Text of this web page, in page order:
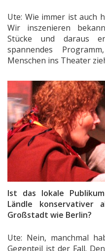
Ute: Wie immer ist auch
Wir inszenieren
Stücke und daraus
spannendes
Menschen ins Theater
Ist das lokale
Ländle konservativer
Großstadt wie Berlin?
Ute: Nein, manchmal
Gegenteil ist der Fall.